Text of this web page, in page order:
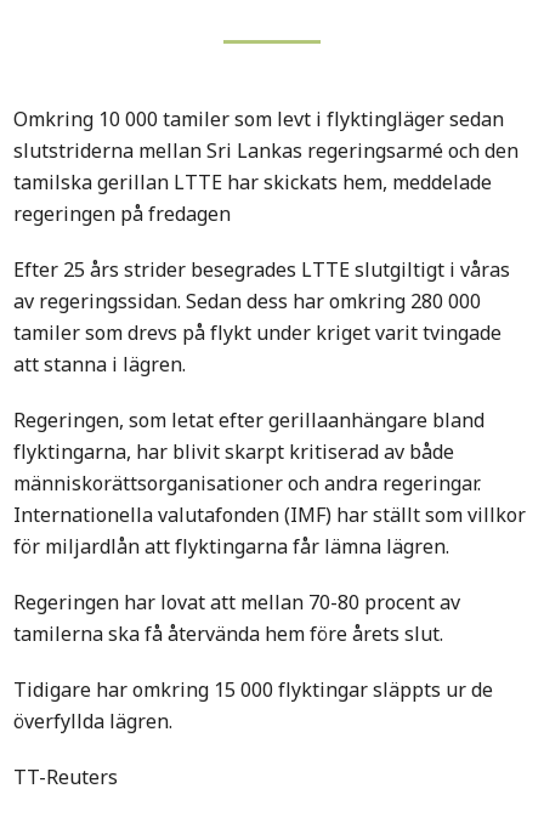
Omkring 10 000 tamiler som levt i flyktingläger sedan
slutstriderna mellan Sri Lankas regeringsarmé och den
tamilska gerillan LTTE har skickats hem, meddelade
regeringen på fredagen
Efter 25 års strider besegrades LTTE slutgiltigt i våras
av regeringssidan. Sedan dess har omkring 280 000
tamiler som drevs på flykt under kriget varit tvingade
att stanna i lägren.
Regeringen, som letat efter gerillaanhängare bland
flyktingarna, har blivit skarpt kritiserad av både
människorättsorganisationer och andra regeringar.
Internationella valutafonden (IMF) har ställt som villkor
för miljardlån att flyktingarna får lämna lägren.
Regeringen har lovat att mellan 70-80 procent av
tamilerna ska få återvända hem före årets slut.
Tidigare har omkring 15 000 flyktingar släppts ur de
överfyllda lägren.
TT-Reuters